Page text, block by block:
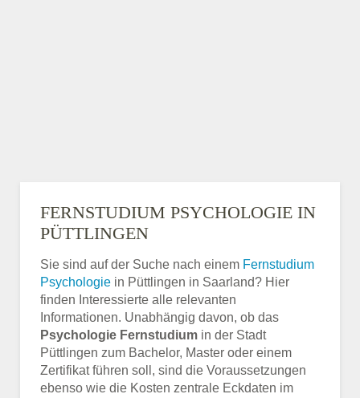
FERNSTUDIUM PSYCHOLOGIE IN
PÜTTLINGEN
Sie sind auf der Suche nach einem Fernstudium
Psychologie in Püttlingen in Saarland? Hier
finden Interessierte alle relevanten
Informationen. Unabhängig davon, ob das
Psychologie Fernstudium in der Stadt
Püttlingen zum Bachelor, Master oder einem
Zertifikat führen soll, sind die Voraussetzungen
ebenso wie die Kosten zentrale Eckdaten im